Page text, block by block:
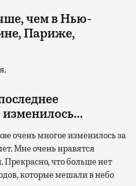
чем в Нью-
Париже,
изменилось…
очень многое изменилось за
Мне очень нравятся
что больше нет
которые мешали в небо